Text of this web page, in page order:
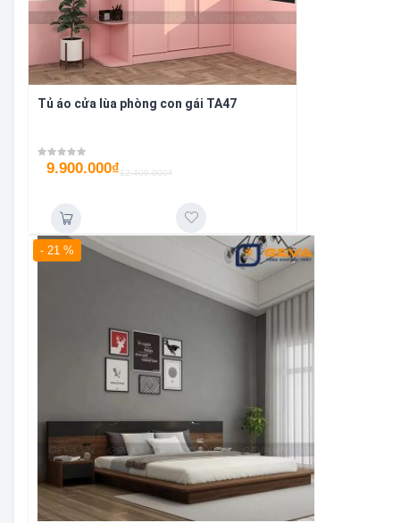
Tủ áo cửa lùa phòng con gái TA47
12.400.000₫
9.900.000₫
- 21 %